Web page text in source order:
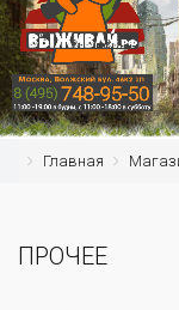
Главная
ПРОЧЕЕ